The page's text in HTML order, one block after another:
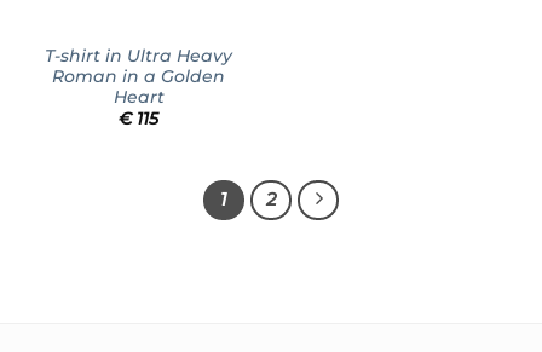
T-shirt in Ultra Heavy
Roman in a Golden
Heart
€115
1 2